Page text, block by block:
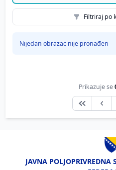
Filtriraj po
Nijedan obrazac nije pronađen
Prikazuje se
JAVNA POLJOPRIVREDNA